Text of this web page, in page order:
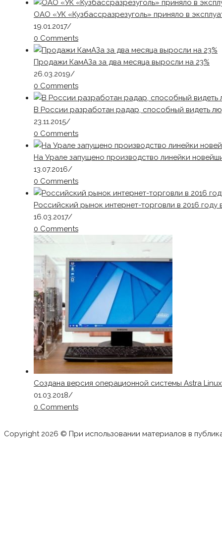
ОАО «УК «Кузбассразрезуголь» приняло в
19.01.2017/
0 Comments
Продажи КамАЗа за два месяца выросли на 23%
26.03.2019/
0 Comments
В России разработан радар, способный видеть
23.11.2015/
0 Comments
На Урале запущено производство линейки
13.07.2016/
0 Comments
Российский рынок интернет-торговли в 2016 году
16.03.2017/
0 Comments
Создана версия операционной системы Astra
01.03.2018/
0 Comments
Copyright 2026 © При использовании материалов в